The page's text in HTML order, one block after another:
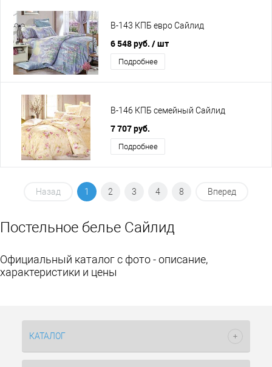
B-143 КПБ евро Сайлид
6 548 руб. / шт
Подробнее
B-146 КПБ семейный Сайлид
7 707 руб.
Подробнее
Назад 1 2 3 4 8 Вперед
Постельное белье Сайлид
Официальный каталог с фото - описание,
характеристики и цены
КАТАЛОГ